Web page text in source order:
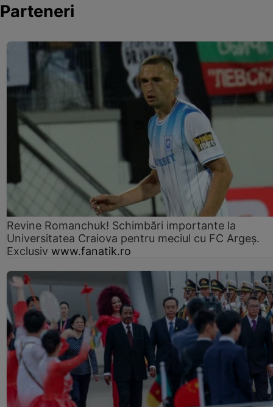
Parteneri
Revine Romanchuk! Schimbări importante la
Universitatea Craiova pentru meciul cu FC Argeş.
Exclusiv www.fanatik.ro